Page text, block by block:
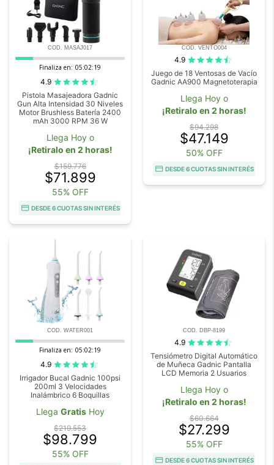
COD. MASAJ017
Finaliza en: 05:02:18
4.9
Pistola Masajeadora Gadnic
Gun Alta Intensidad 30 Niveles
Motor Brushless Batería 2400
mAh 3000 RPM 36 W
Llega Hoy o
¡Retiralo en 2 horas!
$159.776
$71.899
55% OFF
DESDE 6 CUOTAS SIN INTERÉS
COD. VENTO004
4.9
Juego de 18 Ventosas de Vacío
Gadnic AA900 Magnetoterapia
Llega Hoy o
¡Retiralo en 2 horas!
$94.298
$47.149
50% OFF
DESDE 6 CUOTAS SIN INTERÉS
COD. WATER001
Finaliza en: 05:02:18
4.9
Irrigador Bucal Gadnic 100psi
200ml 3 Velocidades
Inalámbrico 6 Boquillas
Llega GratisHoy
$219.553
$98.799
55% OFF
COD. DBP-8199
4.9
Tensiómetro Digital Automático
de Muñeca Gadnic Pantalla
LCD Memoria 2 Usuarios
Llega Hoy o
¡Retiralo en 2 horas!
$60.664
$27.299
55% OFF
DESDE 6 CUOTAS SIN INTERÉS